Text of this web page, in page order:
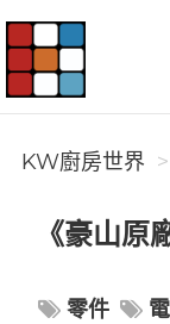
KW廚房世界
KW廚房世界
《豪山原
零件